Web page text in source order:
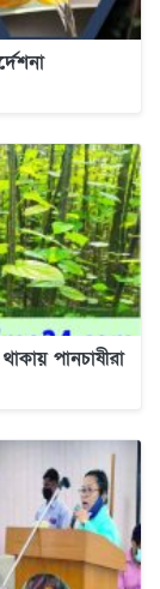
পানচাষীরা